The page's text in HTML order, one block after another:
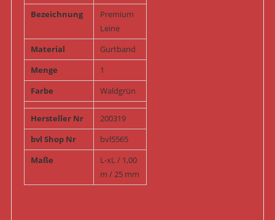
Bezeichnung
Premium
Leine
Material
Gurtband
Menge
1
Farbe
Waldgrün
Hersteller Nr
200319
bvl Shop Nr
bvl5565
Maße
L-xL / 1,00
m / 25 mm